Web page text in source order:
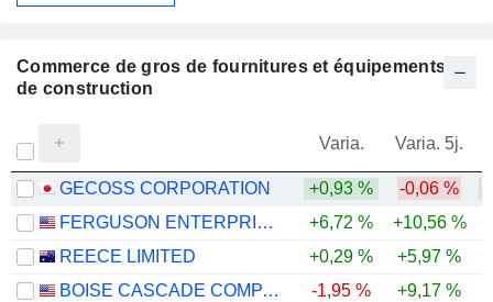
Commerce de gros de fournitures et équipements
de construction
Varia. Varia. 5j.
GECOSS CORPORATION +0,93 % -0,06 %
FERGUSON ENTERPRISES INC.
+6,72 % +10,56 %
REECE LIMITED
+0,29 % +5,97 %
BOISE CASCADE COMPANY
-1,95 % +9,17 %